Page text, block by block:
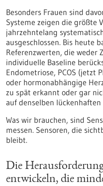
Besonders Frauen sind
Systeme zeigen die größte
jahrzehntelang
ausgeschlossen. Bis heute
Referenzwerten, die weder
individuelle Baseline
Endometriose, PCOS (jetzt
oder hormonabhängige
zu spät erkannt oder gar
auf denselben
Was wir brauchen, sind
messen. Sensoren, die
bleibt.
Die
entwickeln, die